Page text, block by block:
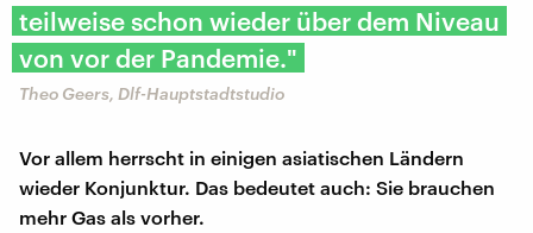
teilweise schon wieder über dem Niveau
von vor der Pandemie."
Theo Geers, Dlf-Hauptstadtstudio
Vor allem herrscht in einigen asiatischen Ländern
wieder Konjunktur. Das bedeutet auch: Sie brauchen
mehr Gas als vorher.